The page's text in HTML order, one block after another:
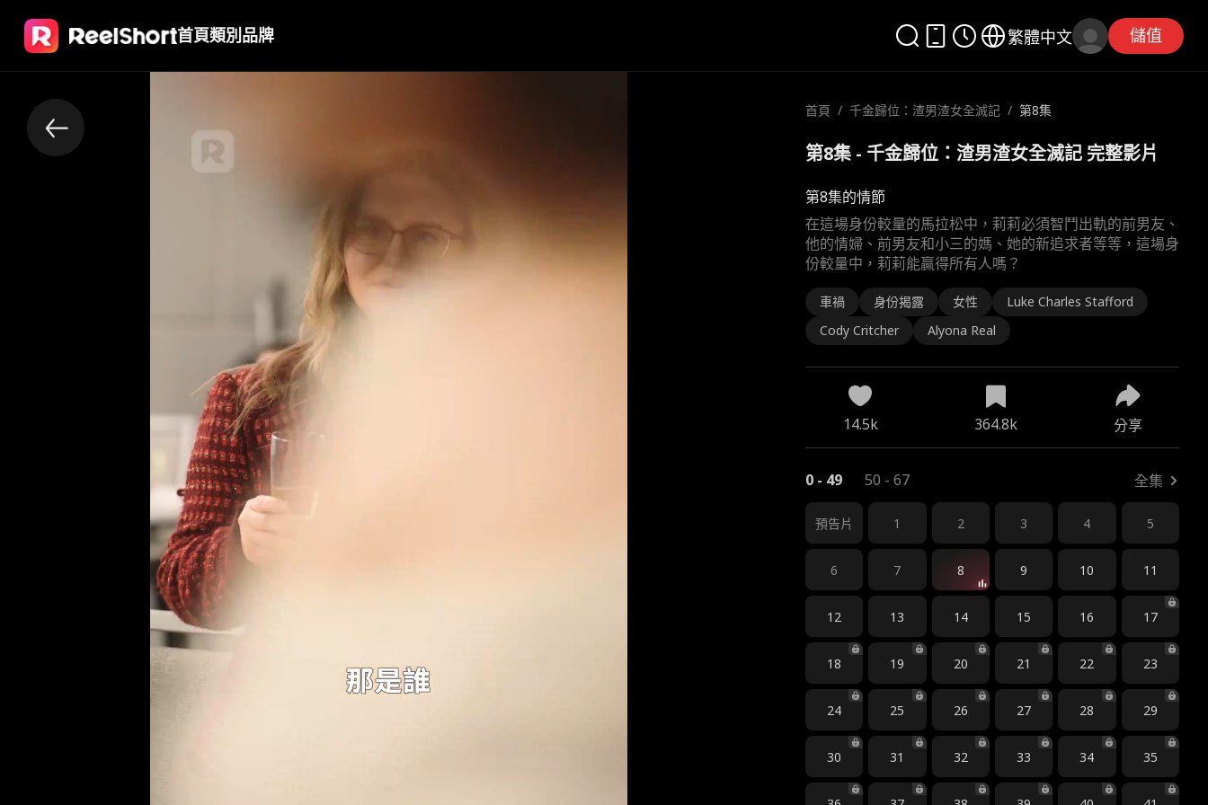
首頁類別 品牌 繁體中文 儲值
首頁 / 千金歸位：渣男渣女全滅記 / 第8集
第8集 - 千金歸位：渣男渣女全滅記 完整影片
第8集的情節
在這場身份較量的馬拉松中，莉莉必須智鬥出軌的前男友、
他的情婦、前男友和小三的媽、她的新追求者等等，這場身
份較量中，莉莉能贏得所有人嗎？
車禍 身份揭露 女性
Luke Charles Stafford
Cody Critcher
Alyona Real
14.5k 364.8k 分享
0 - 49 50 - 67 全集
預告片 1 2 3 4 5
6 7 8 9 10 11
12 13 14 15 16 17
18 19 20 21 22 23
24 25 26 27 28 29
30 31 32 33 34 35